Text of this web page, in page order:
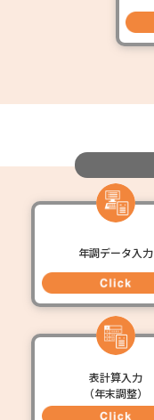
年調データ入力
表計算入力
（年末調整）